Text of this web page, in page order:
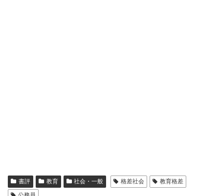
書評 教育 社会・一般 格差社会
教育格差